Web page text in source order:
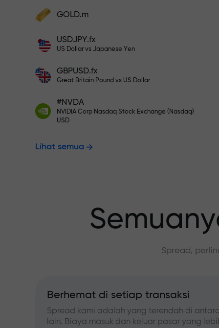
Lakukan deposit dan terima bonus 1.000
bukan salah ketik. Semakin besar
depositnya, semakin tinggi
Deposit ke akun Anda $333 —
Trading
menjamin
Bonus
GOLD.m
USDJPY.fx
US Dollar vs Japanese Yen
GBPUSD.fx
Great Britain Pound vs US Dollar
#NVDA
NVIDIA Corp Nasdaq Stock Exchange (Nasdaq)
USD
Lihat semua
Spread,
Berhemat di setiap transaksi
Spread kami adalah yang terendah di
lain. Biaya masuk dan keluar pasar yang